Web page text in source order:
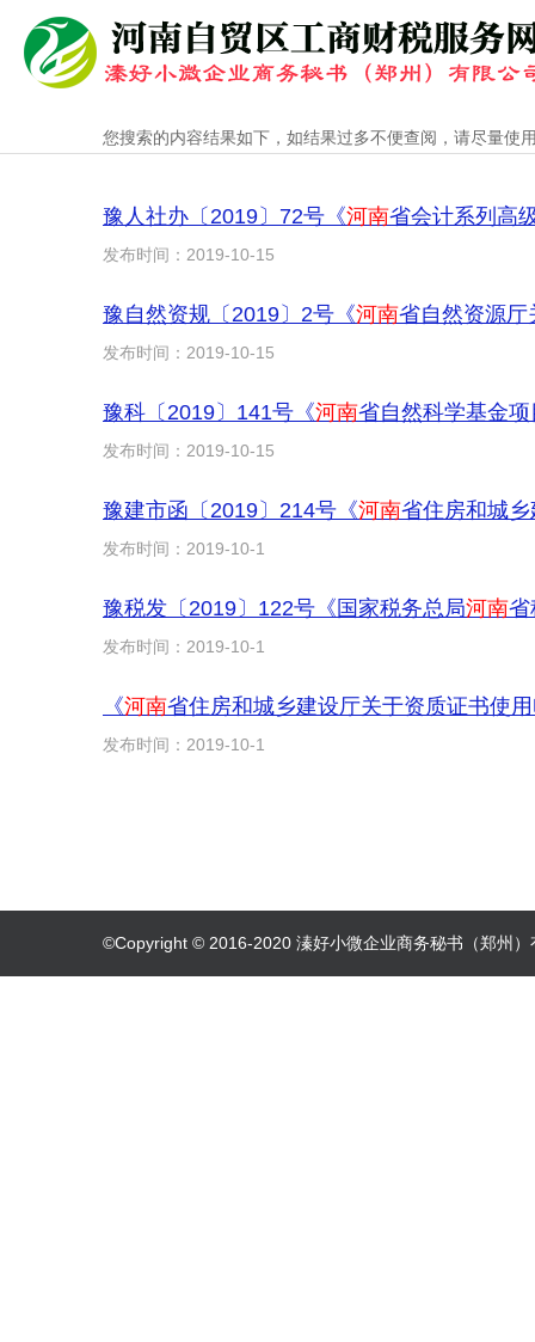
您搜索的内容结果如下，如结果过多不便查阅，请尽量使
豫人社办〔2019〕72号《河南省会计系列高
发布时间：2019-10-15
豫自然资规〔2019〕2号《河南省自然资源厅
发布时间：2019-10-15
豫科〔2019〕141号《河南省自然科学基金
发布时间：2019-10-15
豫建市函〔2019〕214号《河南省住房和城
发布时间：2019-10-1
豫税发〔2019〕122号《国家税务总局河南省
发布时间：2019-10-1
《河南省住房和城乡建设厅关于资质证书使
发布时间：2019-10-1
©Copyright © 2016-2020 溱好小微企业商务秘书（郑州）